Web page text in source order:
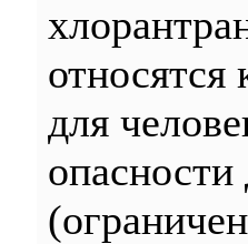
относятся
для
опасности